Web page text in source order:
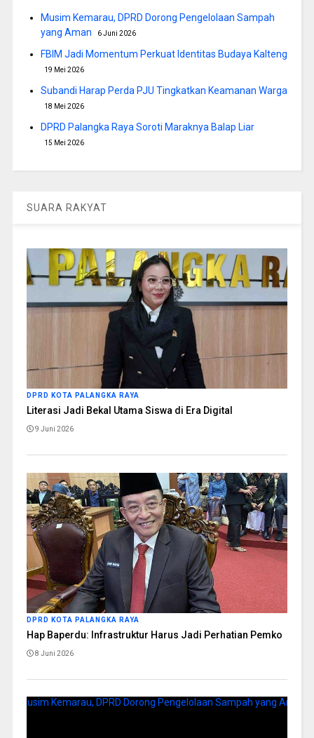
Musim Kemarau, DPRD Dorong Pengelolaan Sampah
yang Aman
6 Juni 2026
FBIM Jadi Momentum Perkuat Identitas Budaya Kalteng
19 Mei 2026
Subandi Harap Perda PJU Tingkatkan Keamanan Warga
18 Mei 2026
DPRD Palangka Raya Soroti Maraknya Balap Liar
15 Mei 2026
SUARA RAKYAT
DPRD KOTA PALANGKA RAYA
Literasi Jadi Bekal Utama Siswa di Era Digital
9 Juni 2026
DPRD KOTA PALANGKA RAYA
Hap Baperdu: Infrastruktur Harus Jadi Perhatian Pemko
8 Juni 2026